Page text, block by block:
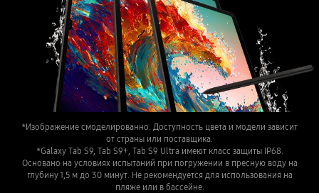
*Изображение смоделированно. Доступность цвета и модели зависит
от страны или поставщика.
*Galaxy Tab S9, Tab S9+, Tab S9 Ultra имеют класс защиты IP68.
Основано на условиях испытаний при погружении в пресную воду на
глубину 1,5 м до 30 минут. Не рекомендуется для использования на
пляже или в бассейне.